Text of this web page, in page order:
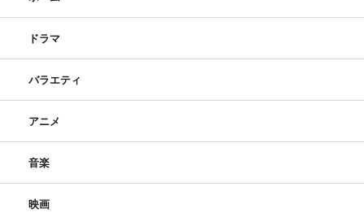
ドラマ
バラエティ
アニメ
音楽
映画